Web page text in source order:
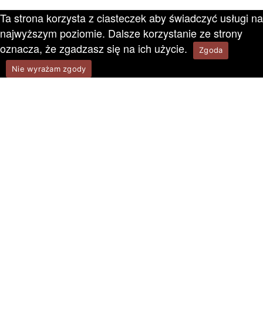
Ta strona korzysta z ciasteczek aby świadczyć usługi na
najwyższym poziomie. Dalsze korzystanie ze strony
oznacza, że zgadzasz się na ich użycie.
Zgoda
Nie wyrażam zgody